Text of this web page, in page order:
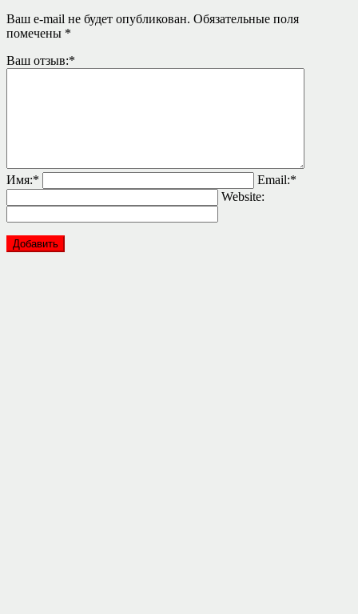
Ваш e-mail не будет опубликован. Обязательные поля
помечены *
Ваш отзыв:*
Имя:* Email:*
Website: